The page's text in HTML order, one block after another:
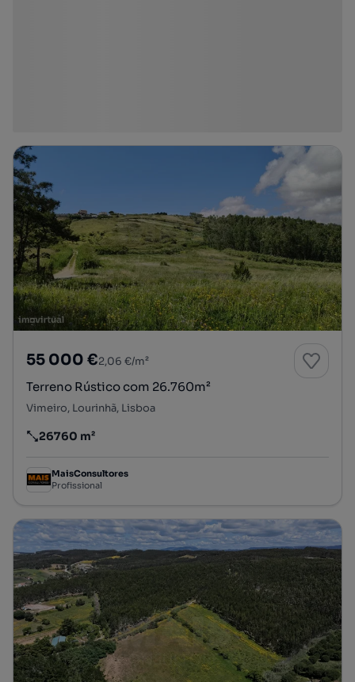
55 000 €2,06 €/m²
Terreno Rústico com 26.760m²
Vimeiro, Lourinhã, Lisboa
Preço por metro quadrado
26760 m²
MaisConsultores
Profissional